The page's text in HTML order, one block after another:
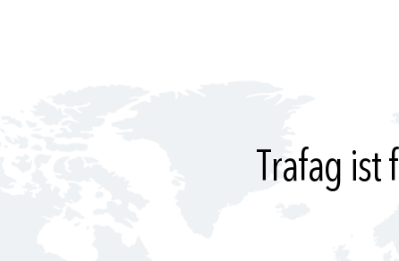
Trafag ist